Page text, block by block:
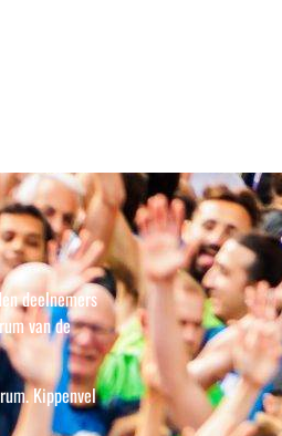
deelnemers
van de
Kippenvel